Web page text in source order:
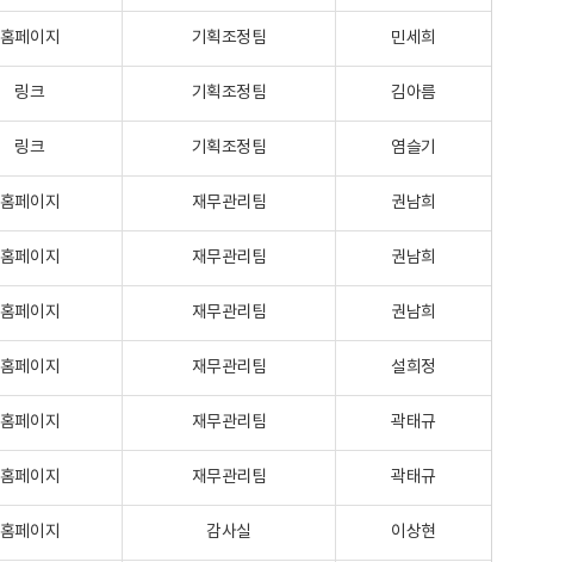
홈페이지 기획조정팀 민세희
링크 기획조정팀 김아름
링크 기획조정팀 염슬기
홈페이지 재무관리팀 권남희
홈페이지 재무관리팀 권남희
홈페이지 재무관리팀 권남희
홈페이지 재무관리팀 설희정
홈페이지 재무관리팀 곽태규
홈페이지 재무관리팀 곽태규
홈페이지 감사실 이상현